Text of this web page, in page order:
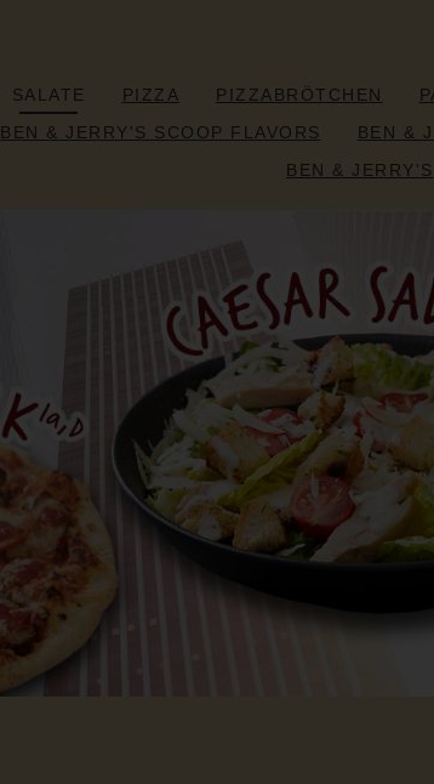
SALATE PIZZA PIZZABRÖTCHEN
BEN & JERRY'S SCOOP FLAVORS
BEN &
BEN & JERRY'S